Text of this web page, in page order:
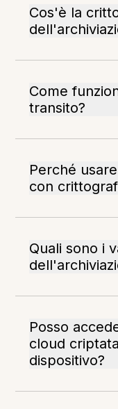
Cos'è la
Come
transito?
Perché
con
Quali sono i
Posso
cloud
dispositivo?